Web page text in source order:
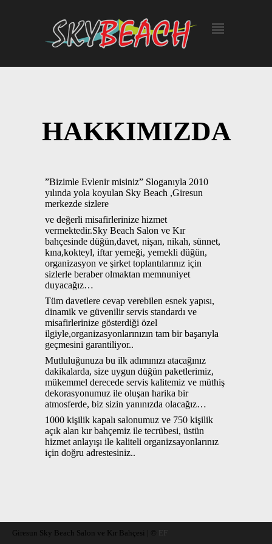
HAKKIMIZDA
”Bizimle Evlenir misiniz” Sloganıyla 2010
yılında yola koyulan Sky Beach ,Giresun
merkezde sizlere
ve değerli misafirlerinize hizmet
vermektedir.Sky Beach Salon ve Kır
bahçesinde düğün,davet, nişan, nikah, sünnet,
kına,kokteyl, iftar yemeği, yemekli düğün,
organizasyon ve şirket toplantılarınız için
sizlerle beraber olmaktan memnuniyet
duyacağız…
Tüm davetlere cevap verebilen esnek yapısı,
dinamik ve güvenilir servis standardı ve
misafirlerinize gösterdiği özel
ilgiyle,organizasyonlarınızın tam bir başarıyla
geçmesini garantiliyor..
Mutluluğunuza bu ilk adımınızı atacağınız
dakikalarda, size uygun düğün paketlerimiz,
mükemmel derecede servis kalitemiz ve müthiş
dekorasyonumuz ile oluşan harika bir
atmosferde, biz sizin yanınızda olacağız…
1000 kişilik kapalı salonumuz ve 750 kişilik
açık alan kır bahçemiz ile tecrübesi, üstün
hizmet anlayışı ile kaliteli organizsayonlarınız
için doğru adrestesiniz..
Giresun Sky Beach Salon ve Kır Bahçesi | ©